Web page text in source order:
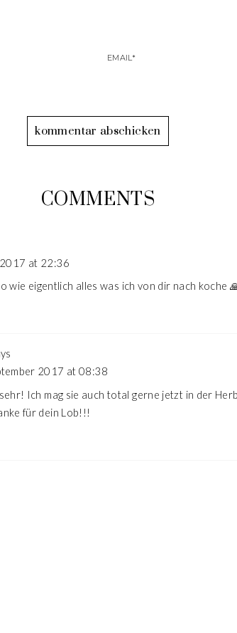
COMMENTS
at 22:36
wie eigentlich alles was ich von dir nach koche
2017 at 08:38
Ich mag sie auch total gerne jetzt in der
für dein Lob!!!